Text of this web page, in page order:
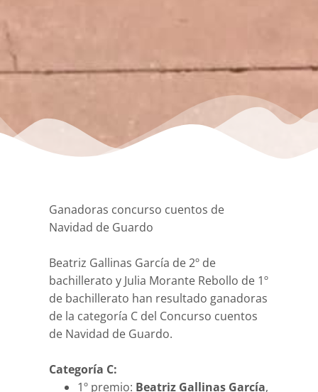
Ganadoras concurso cuentos de
Navidad de Guardo
Beatriz Gallinas García de 2º de
bachillerato y Julia Morante Rebollo de 1º
de bachillerato han resultado ganadoras
de la categoría C del Concurso cuentos
de Navidad de Guardo.
Categoría C:
1º premio: Beatriz Gallinas García,